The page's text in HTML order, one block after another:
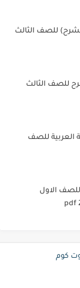
للصف الثالث
للصف الثالث
العربية للصف
للصف الاول
كوم